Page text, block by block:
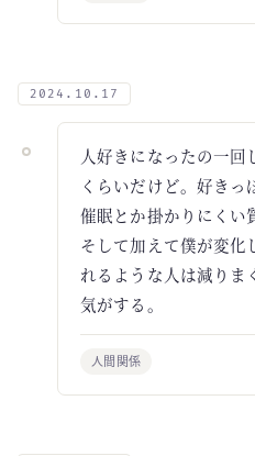
2024.10.17
人好きになったの一回
くらいだけど。好きっ
催眠とか掛かりにくい
そして加えて僕が変化
れるような人は減りま
気がする。
人間関係